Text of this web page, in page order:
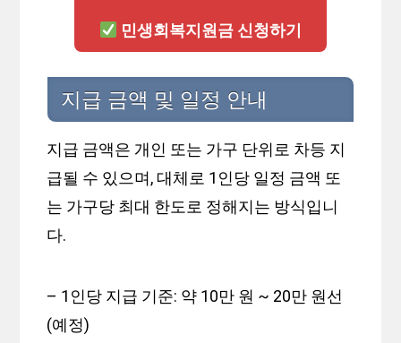
민생회복지원금 신청하기
지급 금액 및 일정 안내
지급 금액은 개인 또는 가구 단위로 차등 지
급될 수 있으며, 대체로 1인당 일정 금액 또
는 가구당 최대 한도로 정해지는 방식입니
다.
– 1인당 지급 기준: 약 10만 원 ~ 20만 원선
(예정)